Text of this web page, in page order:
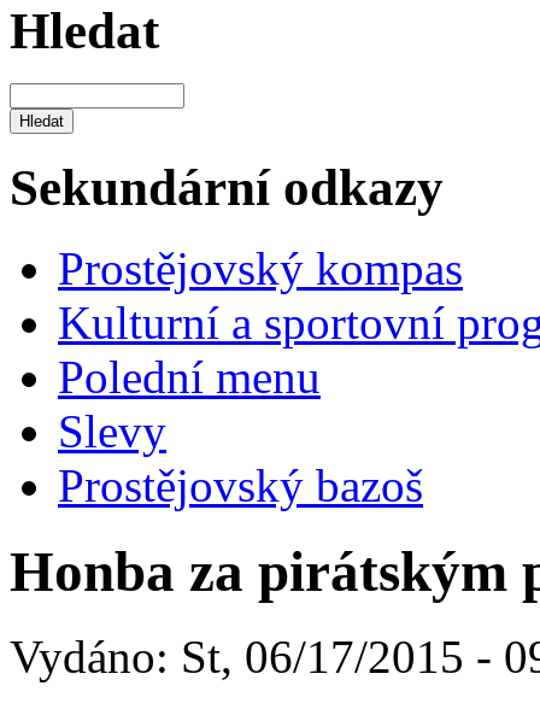
Hledat
Sekundární odkazy
Prostějovský kompas
Kulturní a sportovní
Polední menu
Slevy
Prostějovský bazoš
Honba za pirátským
Vydáno: St, 06/17/2015 -